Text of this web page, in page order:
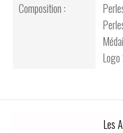
Composition :
Les